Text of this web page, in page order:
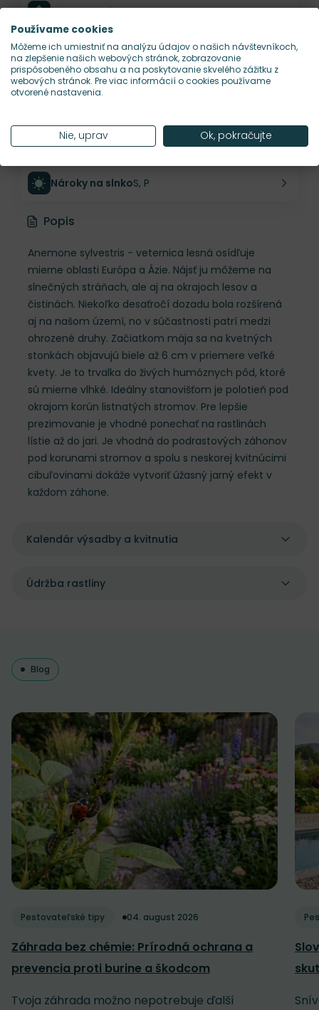
Výška rastliny30 cm
Šírka rastliny25 cm
Habitus rastliny
Hustota výsadby
Nároky na slnkoS, P
Popis
Anemone sylvestris - veternica lesná osídľuje
mierne oblasti Európa a Ázie. Nájsť ju môžeme na
slnečných stráňach, ale aj na okrajoch lesov a
čistinách. Niekoľko desaťročí dozadu bola rozšírená
aj na našom území, no v súčastnosti patrí medzi
ohrozené druhy. Začiatkom mája sa na kvetných
stonkách objavujú biele až 6 cm v priemere veľké
kvety. Je to trvalka do živých humóznych pôd, ktoré
sú mierne vlhké. Ideálny stanovišťom je polotieň pod
okrajom korún listnatých stromov. Pre lepšie
prezimovanie je vhodné ponechať na rastlinách
lístie až do jari. Je vhodná do podrastových záhonov
pod korunami stromov a spolu s neskorej kvitnúcimi
cibuľovinami dokáže vytvoriť úžasný jarný efekt v
každom záhone.
Kalendár výsadby a kvitnutia
Údržba rastliny
Blog
Pestovateľské tipy 04. august 2026
Záhrada bez chémie: Prírodná ochrana a
prevencia proti burine a škodcom
Tvoja záhrada možno nepotrebuje ďalší
Používame cookies
Môžeme ich umiestniť na analýzu údajov o našich návštevníkoch,
na zlepšenie našich webových stránok, zobrazovanie
prispôsobeného obsahu a na poskytovanie skvelého zážitku z
webových stránok. Pre viac informácií o cookies používame
otvorené nastavenia.
Nie, uprav Ok, pokračujte